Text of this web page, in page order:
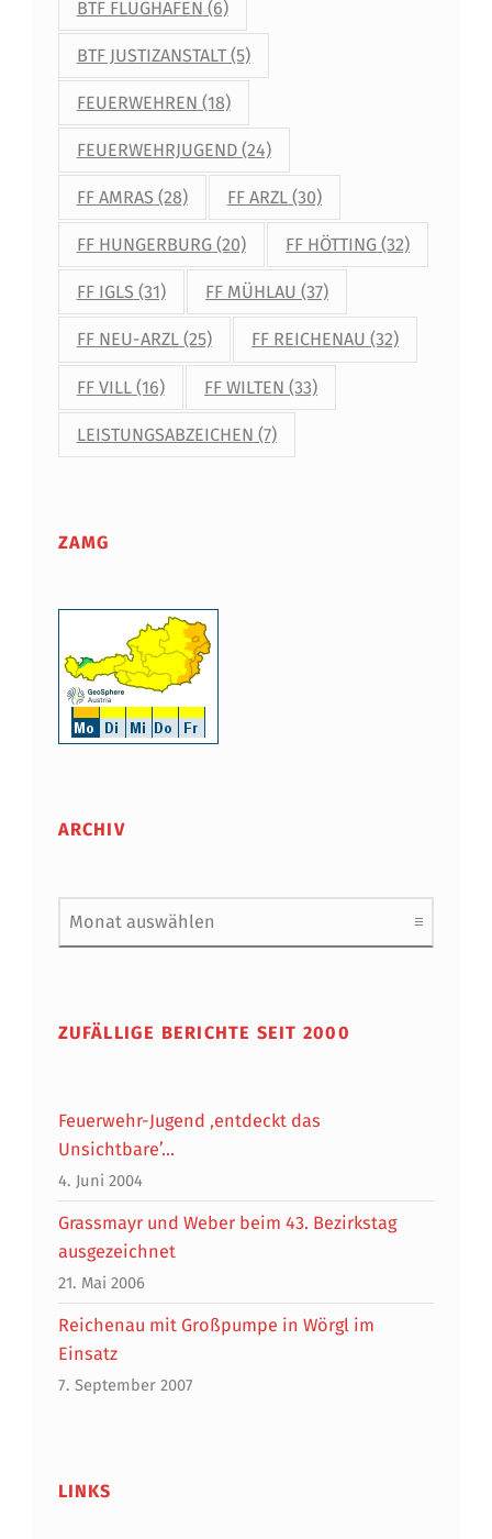
BTF FLUGHAFEN (6)
BTF JUSTIZANSTALT(5)
FEUERWEHREN (18)
FEUERWEHRJUGEND(24)
FF AMRAS (28) FF ARZL (30)
FF HUNGERBURG(20) FF HÖTTING (32)
FF IGLS (31) FF MÜHLAU (37)
FF NEU-ARZL(25) FF REICHENAU (32)
FF VILL(16) FF WILTEN (33)
LEISTUNGSABZEICHEN (7)
ZAMG
ARCHIV
Archiv
ZUFÄLLIGE BERICHTE SEIT 2000
Feuerwehr-Jugend ‚entdeckt das
Unsichtbare’…
4. Juni 2004
Grassmayr und Weber beim 43. Bezirkstag
ausgezeichnet
21. Mai 2006
Reichenau mit Großpumpe in Wörgl im
Einsatz
7. September 2007
LINKS